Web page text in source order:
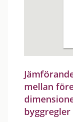
mellan
byggregler